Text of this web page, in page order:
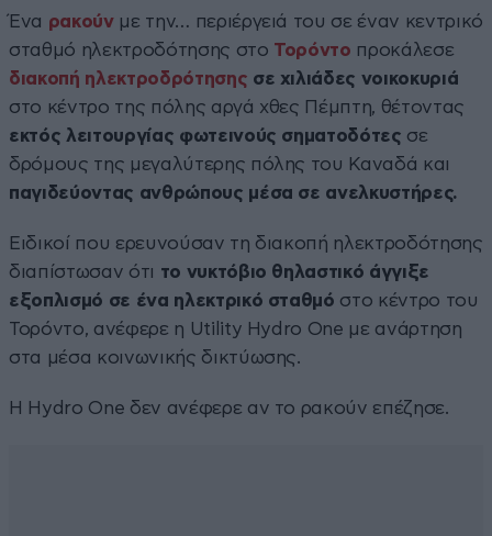
Ένα ρακούν με την… περιέργειά του σε έναν κεντρικό
σταθμό ηλεκτροδότησης στο Τορόντο προκάλεσε
διακοπή ηλεκτροδρότησης σε χιλιάδες νοικοκυριά
στο κέντρο της πόλης αργά χθες Πέμπτη, θέτοντας
εκτός λειτουργίας φωτεινούς σηματοδότες σε
δρόμους της μεγαλύτερης πόλης του Καναδά και
παγιδεύοντας ανθρώπους μέσα σε ανελκυστήρες.
Ειδικοί που ερευνούσαν τη διακοπή ηλεκτροδότησης
διαπίστωσαν ότι το νυκτόβιο θηλαστικό άγγιξε
εξοπλισμό σε ένα ηλεκτρικό σταθμό στο κέντρο του
Τορόντο, ανέφερε η Utility Hydro One με ανάρτηση
στα μέσα κοινωνικής δικτύωσης.
Η Hydro One δεν ανέφερε αν το ρακούν επέζησε.